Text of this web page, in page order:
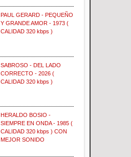
PAUL GERARD - PEQUEÑO
Y GRANDE AMOR - 1973 (
CALIDAD 320 kbps )
SABROSO - DEL LADO
CORRECTO - 2026 (
CALIDAD 320 kbps )
HERALDO BOSIO -
SIEMPRE EN ONDA - 1985 (
CALIDAD 320 kbps ) CON
MEJOR SONIDO